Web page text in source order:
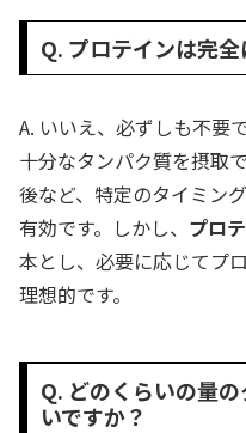
Q. プロテインは完
A. いいえ、必ずしも不要
十分なタンパク質を摂取
後など、特定のタイミン
有効です。しかし、 プロ
本とし、必要に応じてプ
理想的です。
Q. どのくらいの量
いですか？